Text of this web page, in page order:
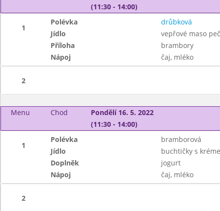
(11:30 - 14:00)
1
Polévka
drůbková
Jídlo
vepřové maso
Příloha
brambory
Nápoj
čaj, mléko
2
Menu Chod
Pondělí 16. 5. 2022
(11:30 - 14:00)
1
Polévka
bramborová
Jídlo
buchtičky s
Doplněk
jogurt
Nápoj
čaj, mléko
2